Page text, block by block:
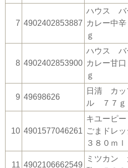
7 4902402853887
ハウス バ
カレー中
ｇ
8 4902402853900
ハウス バ
カレー甘
ｇ
9 49698626
日清 カッ
ル ７７ｇ
10 4901577046261
キユーピ
ごまドレ
３８０ｍｌ
11 4902106662549
ミツカン